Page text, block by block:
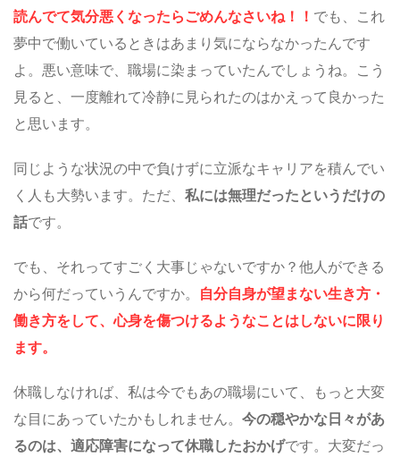
読んでて気分悪くなったらごめんなさいね！！ でも、これ
夢中で働いているときはあまり気にならなかったんです
よ。悪い意味で、職場に染まっていたんでしょうね。こう
見ると、一度離れて冷静に見られたのはかえって良かった
と思います。
同じような状況の中で負けずに立派なキャリアを積んでい
く人も大勢います。ただ、 私には無理だったというだけの
話です。
でも、それってすごく大事じゃないですか？他人ができる
から何だっていうんですか。 自分自身が望まない生き方・
働き方をして、心身を傷つけるようなことはしないに限り
ます。
休職しなければ、私は今でもあの職場にいて、もっと大変
な目にあっていたかもしれません。 今の穏やかな日々があ
るのは、適応障害になって休職したおかげです。大変だっ